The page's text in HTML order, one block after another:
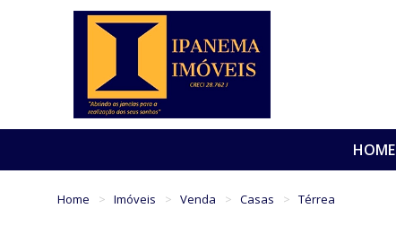
HOME
Home Imóveis Venda Casas Térrea